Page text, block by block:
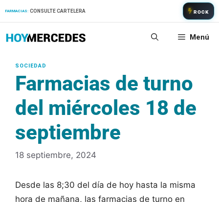
FARMACIAS: CONSULTE CARTELERA ROCK
Menú
Farmacias de turno
del miércoles 18 de
septiembre
18 septiembre, 2024
Desde las 8;30 del día de hoy hasta la misma
hora de mañana, las farmacias de turno en